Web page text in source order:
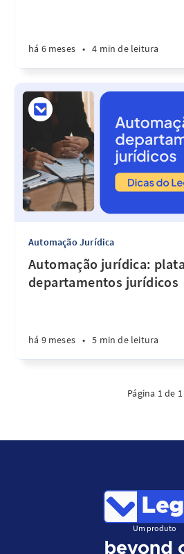
há 6 meses • 4 min de leitura
Automação Jurídica
Automação jurídica:
departamentos jurídicos
há 9 meses • 5 min de leitura
Página 1 de 1
Um produto